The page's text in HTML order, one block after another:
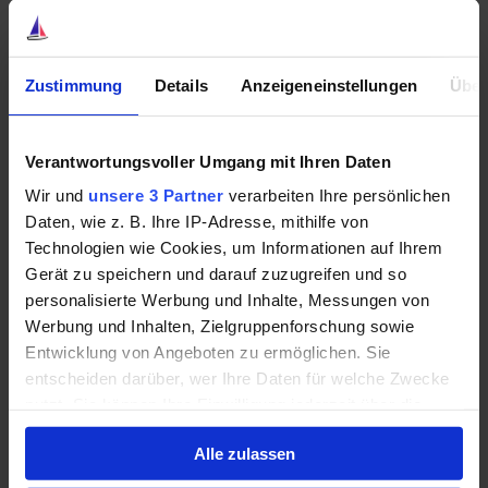
Zustimmung Details Anzeigeneinstellungen
Verantwortungsvoller Umgang mit Ihren Daten
Wir und unsere 3 Partner verarbeiten Ihre persönlichen
Daten, wie z. B. Ihre IP-Adresse, mithilfe von
Technologien wie Cookies, um Informationen auf Ihrem
Gerät zu speichern und darauf zuzugreifen und so
personalisierte Werbung und Inhalte, Messungen von
Werbung und Inhalten, Zielgruppenforschung sowie
Entwicklung von Angeboten zu ermöglichen. Sie
entscheiden darüber, wer Ihre Daten für welche Zwecke
Cookie-Erklärung oder durch Klicken auf das Privacy
Trigger Symbol ändern oder widerrufen
Alle zulassen
hinweg überdurchschnittliche Renditen liefern.
Gerade die Kombination aus starkem Wachstum und
hoher Profitabilität macht Kinsale Capital für mich so
interessant.
Warum ich hier weiteres Potenzial sehe
Natürlich bleibt die Allianz ein hervorragendes
Unternehmen. Die Größe des Konzerns sorgt für
Stabilität, starke Cashflows und attraktive Dividenden.
Kinsale Capital wirkt dagegen deutlich dynamischer.
Das Unternehmen ist kleiner, wächst schneller und
erzielt aktuell außergewöhnlich starke operative
Genau deshalb glaube ich, dass hier langfristig noch